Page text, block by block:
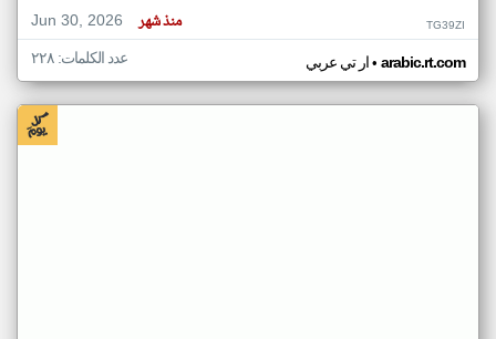
Jun 30, 2026
منذ شهر TG39ZI
ار تي عربي• arabic.rt.com عدد الكلمات: ٢٢٨